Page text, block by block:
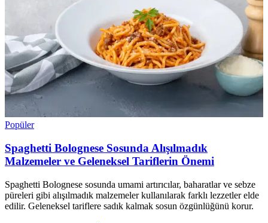
Popüler
Spaghetti Bolognese Sosunda Alışılmadık
Malzemeler ve Geleneksel Tariflerin Önemi
Spaghetti Bolognese sosunda umami artırıcılar, baharatlar ve sebze
püreleri gibi alışılmadık malzemeler kullanılarak farklı lezzetler elde
edilir. Geleneksel tariflere sadık kalmak sosun özgünlüğünü korur.